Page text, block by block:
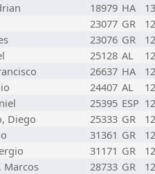
18979 HA
23077 GR
23076 GR
25128 AL
26637 HA
24407 AL
25395 ESP
Diego 25333 GR
31361 GR
31171 GR
Marcos 28733 GR